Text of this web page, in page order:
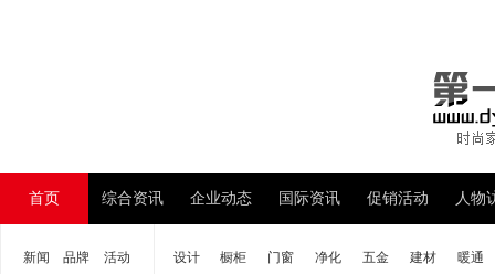
首页 综合资讯 企业动态 国际资讯 促销活动 人物
新闻 品牌
活动
设计 橱柜 门窗 净化 五金 建材
暖通